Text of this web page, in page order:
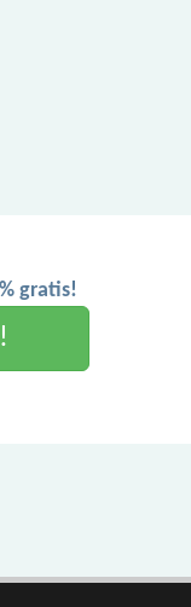
gratis!